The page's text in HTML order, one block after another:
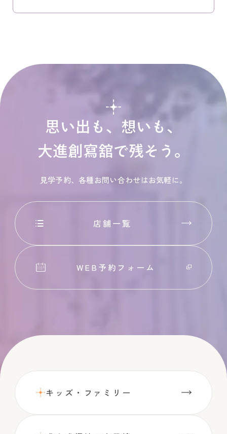
思い出も、想いも、
大進創寫舘で残そう。
見学予約、各種お問い合わせはお気軽に。
店舗一覧
WEB予約フォーム
キッズ・ファミリー